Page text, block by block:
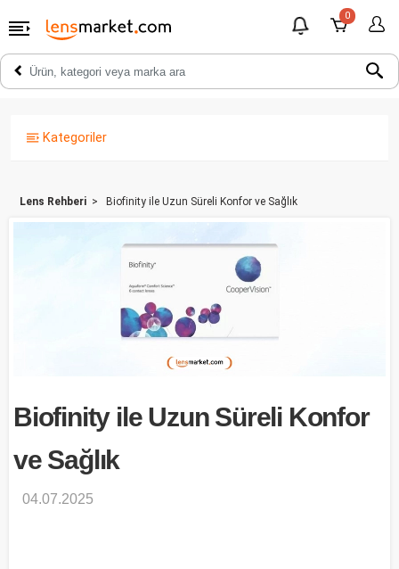
0
Kategoriler
Lens Rehberi Biofinity ile Uzun Süreli Konfor ve Sağlık
Biofinity ile Uzun Süreli Konfor
ve Sağlık
04.07.2025